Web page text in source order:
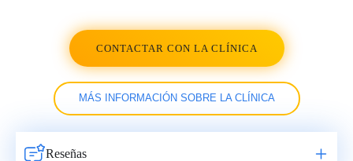
CONTACTAR CON LA CLÍNICA
MÁS INFORMACIÓN SOBRE LA CLÍNICA
Reseñas